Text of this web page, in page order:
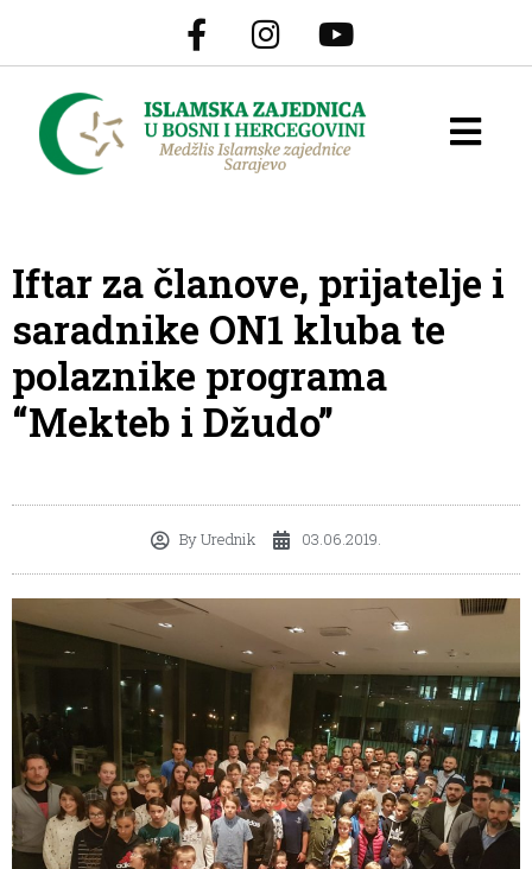
Iftar za članove, prijatelje i
saradnike ON1 kluba te
polaznike programa
“Mekteb i Džudo”
ByUrednik 03.06.2019.